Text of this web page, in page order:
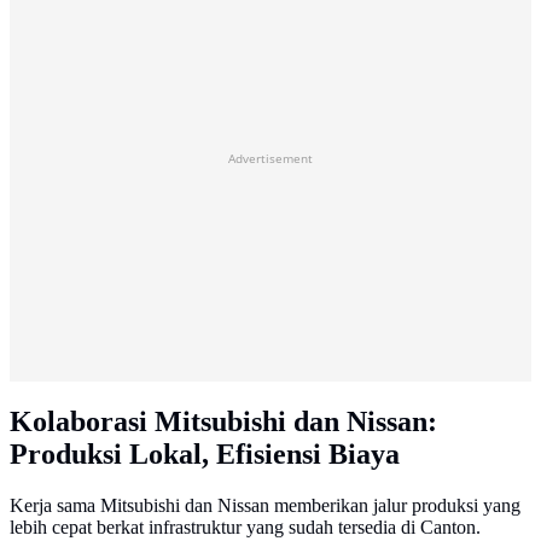
Advertisement
Kolaborasi Mitsubishi dan Nissan:
Produksi Lokal, Efisiensi Biaya
Kerja sama Mitsubishi dan Nissan memberikan jalur produksi yang
lebih cepat berkat infrastruktur yang sudah tersedia di Canton.